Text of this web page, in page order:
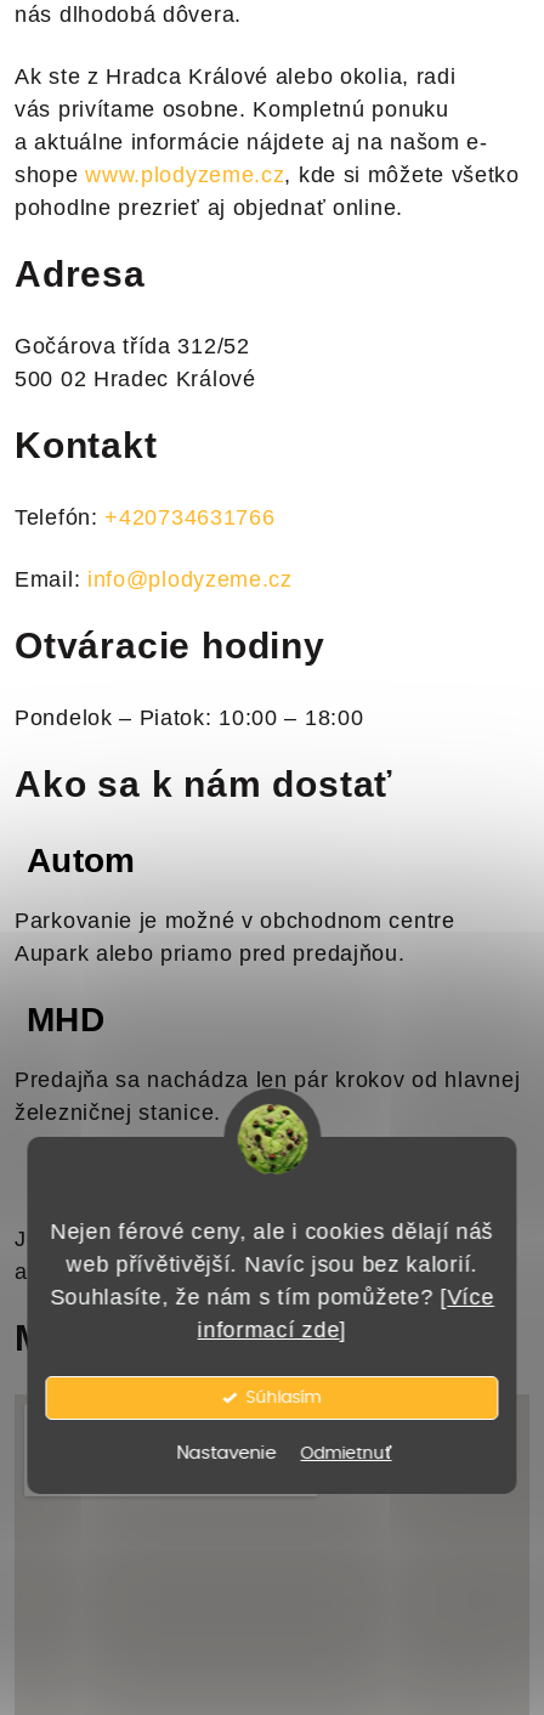
Nejen férové ceny, ale i cookies dělají náš
web přívětivější. Navíc jsou bez kalorií.
Souhlasíte, že nám s tím pomůžete? [Více
informací zde]
Súhlasím
Nastavenie Odmietnuť
nás dlhodobá dôvera.
Ak ste z Hradca Králové alebo okolia, radi
vás privítame osobne. Kompletnú ponuku
a aktuálne informácie nájdete aj na našom e-
shopewww.plodyzeme.cz, kde si môžete všetko
pohodlne prezrieť aj objednať online.
Adresa
Gočárova třída 312/52
500 02 Hradec Králové
Kontakt
Telefón:+420734631766
Email: info@plodyzeme.cz
Otváracie hodiny
Pondelok – Piatok: 10:00 – 18:00
Ako sa k nám dostať
Autom
Parkovanie je možné v obchodnom centre
Aupark alebo priamo pred predajňou.
MHD
Predajňa sa nachádza len pár krokov od hlavnej
železničnej stanice.
Jednoduchá dostupnosť z centra mesta aj
autobusového terminálu.
Mapa